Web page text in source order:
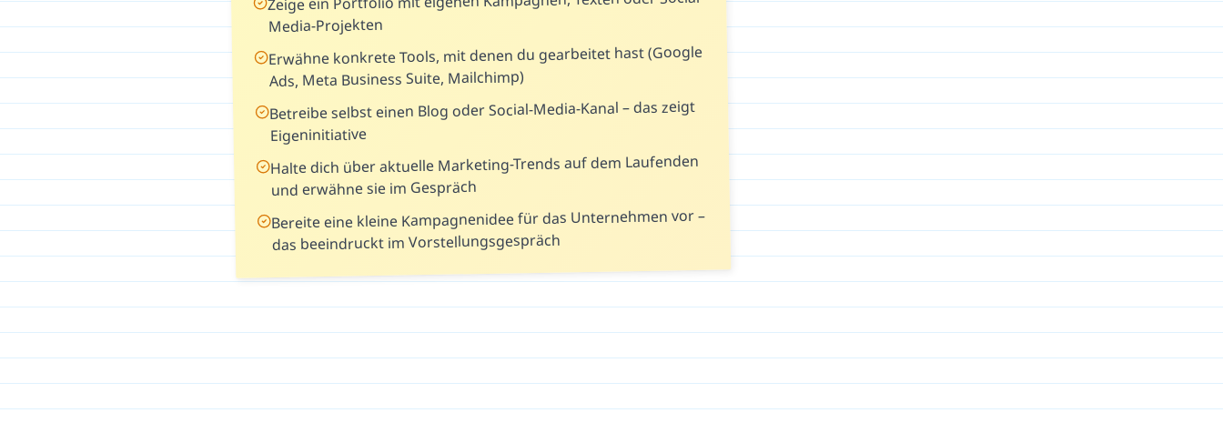
Media-Projekten
Erwähne konkrete Tools, mit denen du gearbeitet hast (Google
Ads, Meta Business Suite, Mailchimp)
Betreibe selbst einen Blog oder Social-Media-Kanal – das zeigt
Eigeninitiative
Halte dich über aktuelle Marketing-Trends auf dem Laufenden
und erwähne sie im Gespräch
Bereite eine kleine Kampagnenidee für das Unternehmen vor –
das beeindruckt im Vorstellungsgespräch